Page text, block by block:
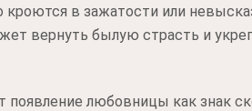
в зажатости или
вернуть былую страсть и
появление любовницы как знак